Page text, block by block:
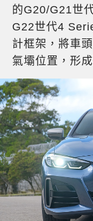
的G20/G21世
G22世代4
計框架，將車
氣壩位置，形